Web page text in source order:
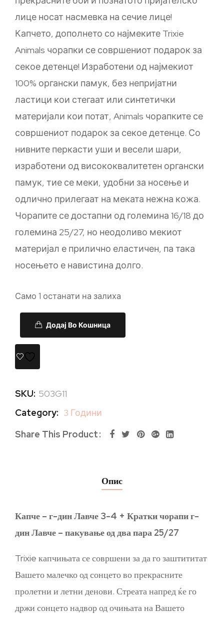
лице носат насмевка на сечие лице!
Капчето, дополнето со најмеките Trixie
Animals чорапки се совршениот подарок за
секое детенце! Изработени од најмекиот
100% органски памук, без непријатни
ластици кои стегаат или синтетички
материјали кои потат, Animals чорапките се
совршениот подарок за секое детенце. Со
нивните перкасти уши и весели шари,
изработени од висококвалитетен органски
памук, тие се меки, удобни за носење и
одлично прилегаат на меката нежна кожа.
Чорапите се достапни од големина 16/18 до
големина 25/27, но неодоливо мекиот
материјал е прилично еластичен, па така
носењето е навистина долго.
Само 1 останати на залиха
Додај Во Кошница
SKU: 503G11
Category: 3 Години
Share This Product
Опис
Капче – г-дин Лавче 3-4 + Кратки чорапи г-
дин Лавче – пакување од два пара 25/27
Trixie капчињата се совршени за да го заштититат
Вашето малечко од сонцето во прекрасните
пролетни и летни денови. Стреата напред ќе го
држи сонцето надвор од очињата на Вашето